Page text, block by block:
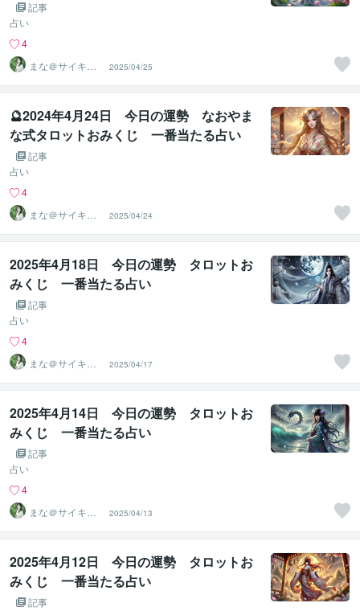
記事
占い
4
まな＠サイキッ
ク能力を覚醒さ
せる専門家
2025/04/25
🔮2024年4月24日 今日の運勢 なおやま
な式タロットおみくじ 一番当たる占い
記事
占い
4
まな＠サイキッ
ク能力を覚醒さ
せる専門家
2025/04/24
2025年4月18日 今日の運勢 タロットお
みくじ 一番当たる占い
記事
占い
4
まな＠サイキッ
ク能力を覚醒さ
せる専門家
2025/04/17
2025年4月14日 今日の運勢 タロットお
みくじ 一番当たる占い
記事
占い
4
まな＠サイキッ
ク能力を覚醒さ
せる専門家
2025/04/13
2025年4月12日 今日の運勢 タロットお
みくじ 一番当たる占い
記事